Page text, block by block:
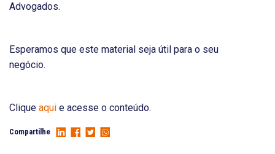
Advogados.
Esperamos que este material seja útil para o seu
negócio.
Clique aqui e acesse o conteúdo.
Compartilhe